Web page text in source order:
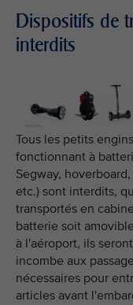
Dispositifs de
interdits
Tous les petits
fonctionnant à
Segway,
etc.) sont interdits,
transportés en
batterie soit
à l'aéroport, ils
incombe aux
nécessaires pour
articles avant